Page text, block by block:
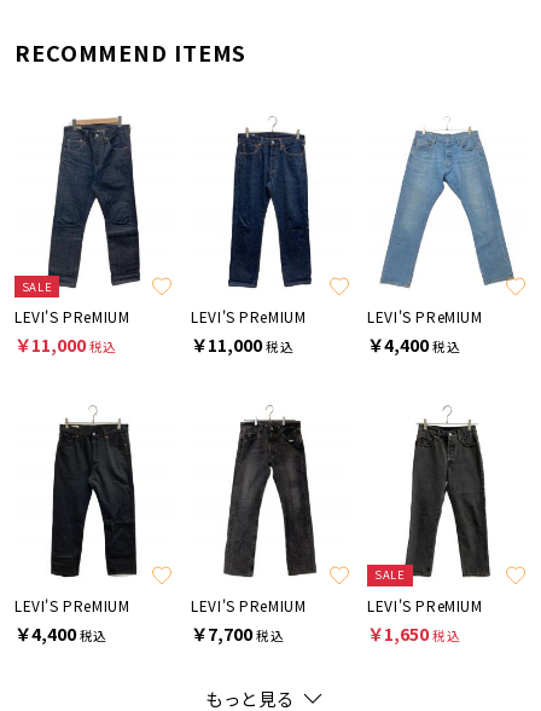
RECOMMEND ITEMS
SALE
LEVI'S PReMIUM
￥11,000税込
LEVI'S PReMIUM
￥11,000税込
LEVI'S PReMIUM
￥4,400税込
LEVI'S PReMIUM
￥4,400税込
LEVI'S PReMIUM
￥7,700税込
SALE
LEVI'S PReMIUM
￥1,650税込
もっと見る